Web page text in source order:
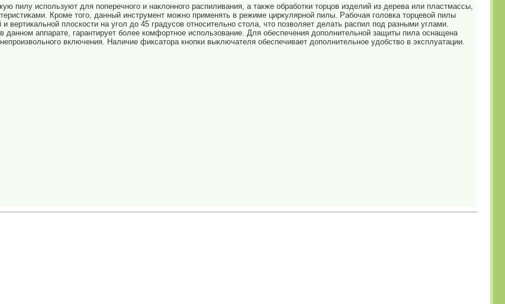
пилу используют для поперечного и наклонного распиливания, а также обработки торцов изделий из дерева или пластмассы,
Кроме того, данный инструмент можно применять в режиме циркулярной пилы. Рабочая головка торцевой пилы
вертикальной плоскости на угол до 45 градусов относительно стола, что позволяет делать распил под разными углами.
данном аппарате, гарантирует более комфортное использование. Для обеспечения дополнительной защиты пила оснащена
включения. Наличие фиксатора кнопки выключателя обеспечивает дополнительное удобство в эксплуатации.